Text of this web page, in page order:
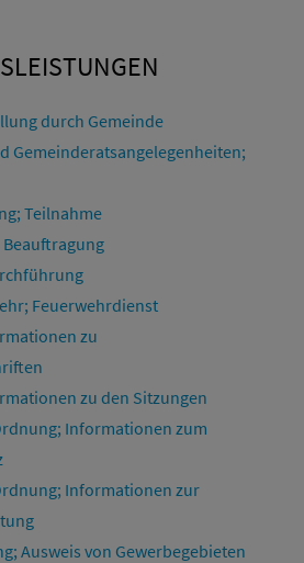
durch Gemeinde
Gemeinderatsangelegenheiten;
Teilnahme
Feuerwehrdienst
zu
zu den Sitzungen
Informationen zum
Informationen zur
Ausweis von Gewerbegebieten